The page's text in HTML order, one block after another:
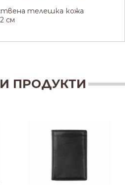
телешка кожа
см
ПРОДУКТИ